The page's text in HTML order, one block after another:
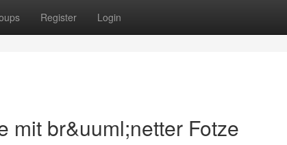
Register Login
mit br&uuml;netter Fotze